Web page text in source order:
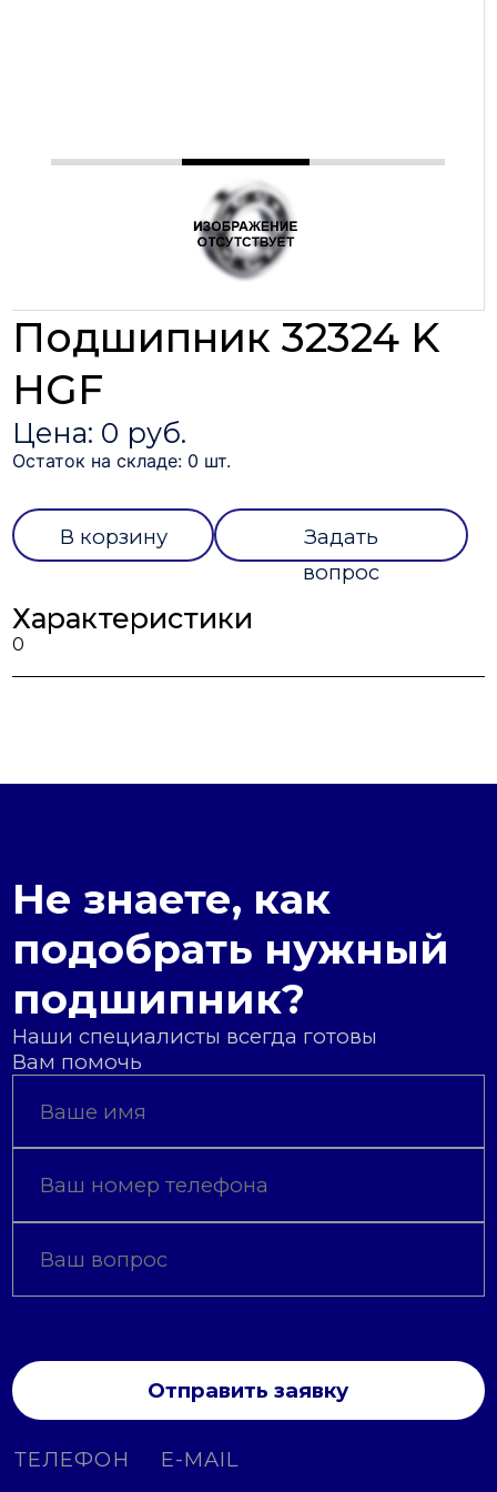
Подшипник 32324 K
HGF
Цена: 0 руб.
Остаток на складе: 0 шт.
В корзину
Задать
вопрос
Характеристики
0
Не знаете, как
подобрать нужный
подшипник?
Наши специалисты всегда готовы
Вам помочь
Отправить заявку
ТЕЛЕФОН E-MAIL